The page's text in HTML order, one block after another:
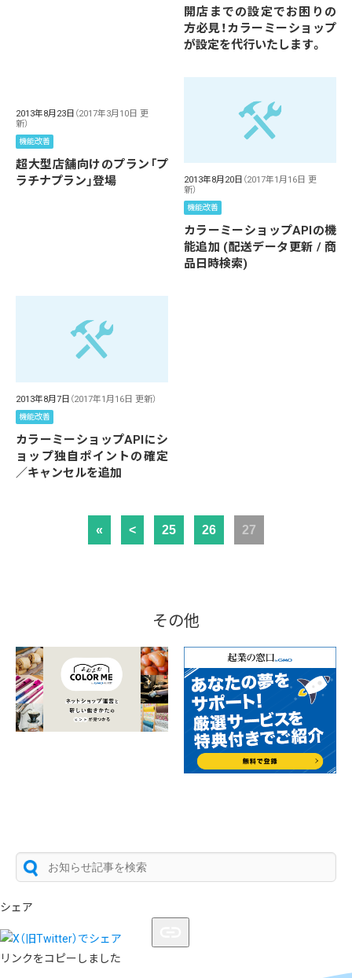
開店までの設定でお困りの
方必見！カラーミーショップ
が設定を代行いたします。
2013年8月23日 （2017年3月10日 更
新）
機能改善
超大型店舗向けのプラン「プ
ラチナプラン」登場
2013年8月20日 （2017年1月16日 更
新）
機能改善
カラーミーショップAPIの機
能追加 (配送データ更新 / 商
品日時検索)
2013年8月7日 （2017年1月16日 更新）
機能改善
カラーミーショップAPIにシ
ョップ独自ポイントの確定
／キャンセルを追加
« < 25 26 27
その他
シェア
リンクをコピーしました